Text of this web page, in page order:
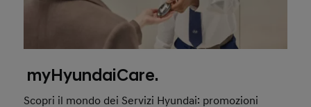
myHyundaiCare.
Scopri il mondo dei Servizi Hyundai: promozioni